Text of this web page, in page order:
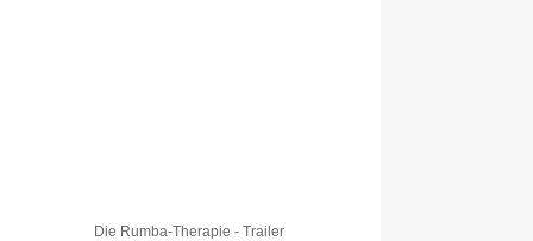
Die Rumba-Therapie - Trailer